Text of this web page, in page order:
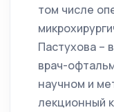
том числе
Пастухова –
врач-
научном и
лекционный